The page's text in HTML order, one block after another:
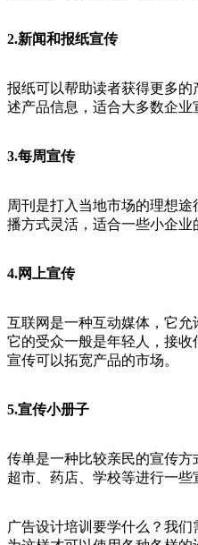
2.新闻和报纸宣传
报纸可以帮助读者获得更多
述产品信息，适合大多数企业
3.每周宣传
周刊是打入当地市场的理想
播方式灵活，适合一些小企业
4.网上宣传
互联网是一种互动媒体，它允
它的受众一般是年轻人，接
宣传可以拓宽产品的市场。
5.宣传小册子
传单是一种比较亲民的宣传
超市、药店、学校等进行一些
广告设计培训要学什么？我